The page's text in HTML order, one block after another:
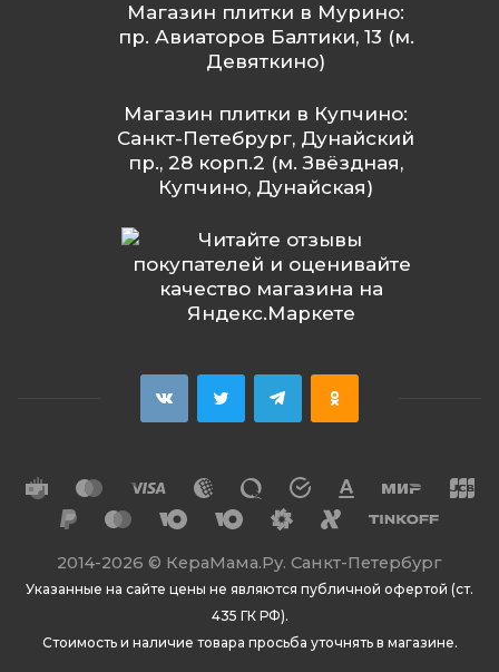
Магазин плитки в Мурино:
пр. Авиаторов Балтики, 13 (м.
Девяткино)
Магазин плитки в Купчино:
Санкт-Петебрург, Дунайский
пр., 28 корп.2 (м. Звёздная,
Купчино, Дунайская)
2014-2026 © КераМама.Ру. Санкт-Петербург
Указанные на сайте цены не являются публичной офертой (ст.
435 ГК РФ).
Стоимость и наличие товара просьба уточнять в магазине.